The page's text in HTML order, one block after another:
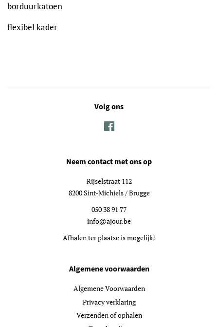
borduurkatoen
flexibel kader
Volg ons
Neem contact met ons op
Rijselstraat 112
8200 Sint-Michiels / Brugge
050 38 91 77
info@ajour.be
Afhalen ter plaatse is mogelijk!
Algemene voorwaarden
Algemene Voorwaarden
Privacy verklaring
Verzenden of ophalen